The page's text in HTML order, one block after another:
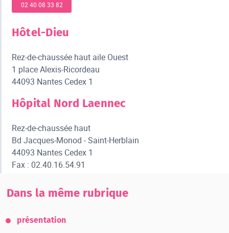
02 40 08 33 82
Hôtel-Dieu
Rez-de-chaussée haut aile Ouest
1 place Alexis-Ricordeau
44093 Nantes Cedex 1
Hôpital Nord Laennec
Rez-de-chaussée haut
Bd Jacques-Monod - Saint-Herblain
44093 Nantes Cedex 1
Fax : 02.40.16.54.91
Dans la même rubrique
présentation